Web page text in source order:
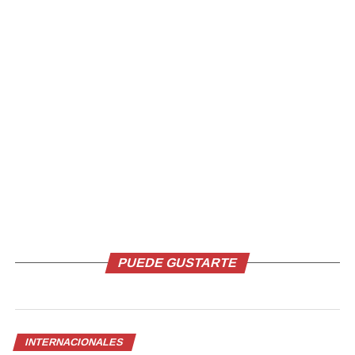
PUEDE GUSTARTE
INTERNACIONALES